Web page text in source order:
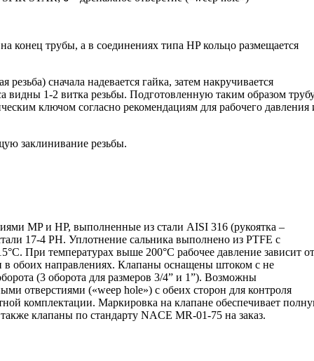
конец трубы, а в соединениях типа HP кольцо размещается
сначала надевается гайка, затем накручивается
видны 1-2 витка резьбы. Подготовленную таким образом
ключом согласно рекомендациям для рабочего давления
заклинивание резьбы.
MP и HP, выполненные из стали AISI 316 (рукоятка –
17-4 PH. Уплотнение сальника выполнено из PTFE с
При температурах выше 200°C рабочее давление зависит
в обоих направлениях. Клапаны оснащены штоком с не
(3 оборота для размеров 3/4” и 1”). Возможны
отверстиями («weep hole») с обеих сторон для контроля
комплектации. Маркировка на клапане обеспечивает
клапаны по стандарту NACE MR-01-75 на заказ.